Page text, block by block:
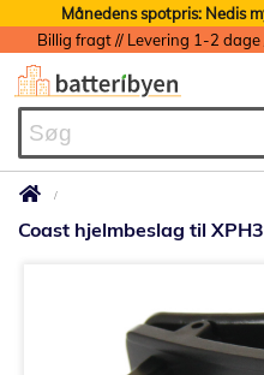
Månedens spotpris: Nedis
Coast hjelmbeslag til